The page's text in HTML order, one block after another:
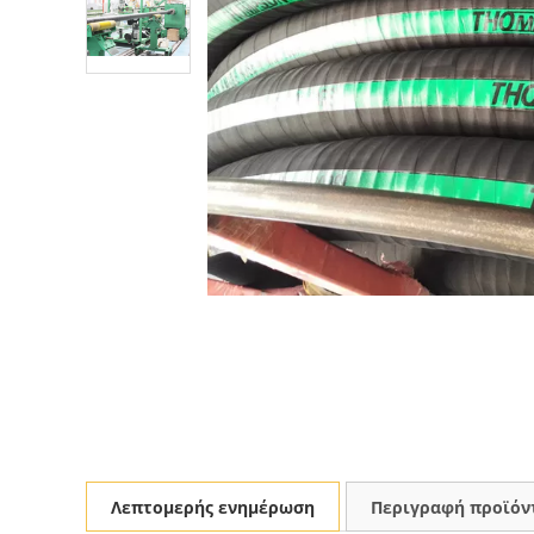
Λεπτομερής ενημέρωση Περιγραφή